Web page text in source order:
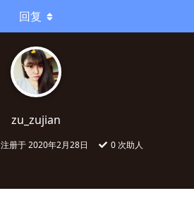
zu_zujian
注册于2020年2月28日 0 次助人
回复